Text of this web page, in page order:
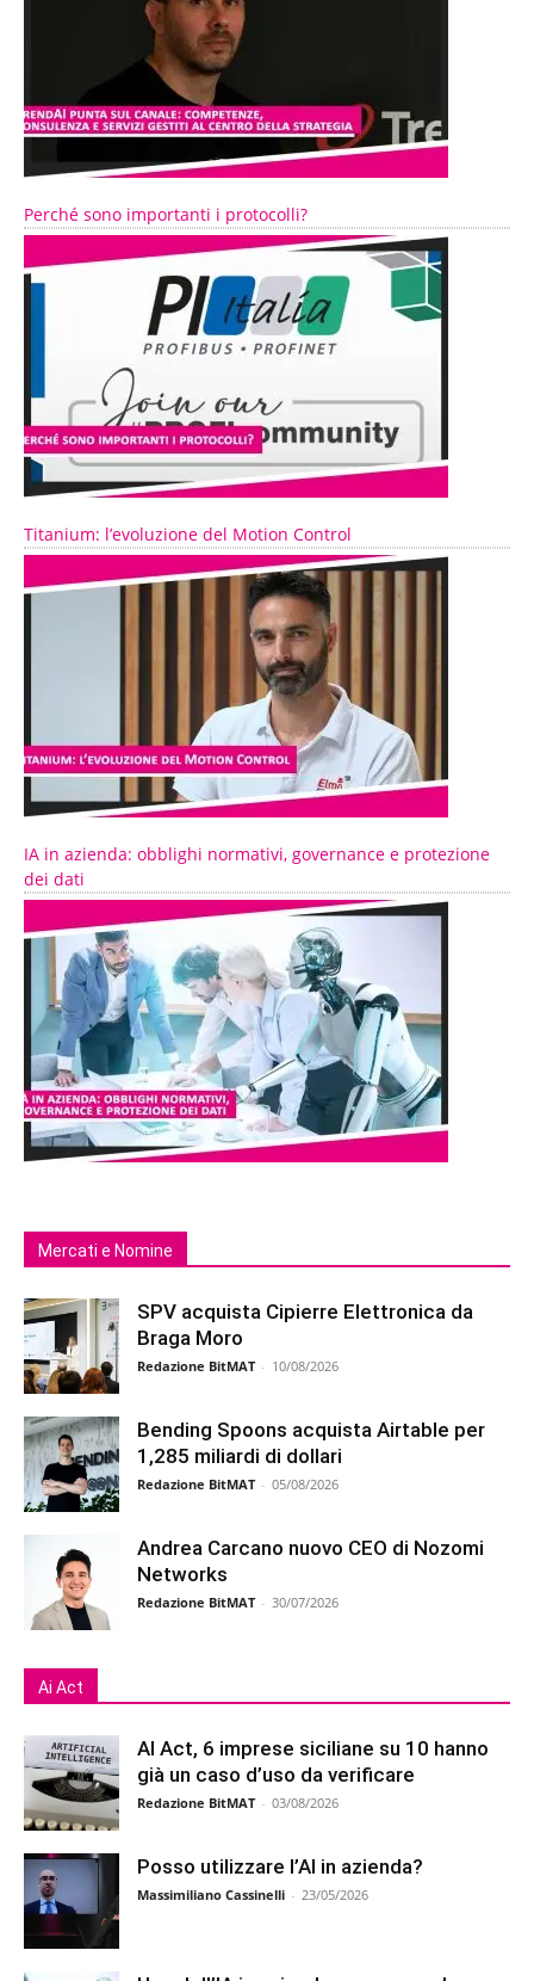
Perché sono importanti i protocolli?
Titanium: l’evoluzione del Motion Control
IA in azienda: obblighi normativi, governance e protezione
dei dati
Mercati e Nomine
SPV acquista Cipierre Elettronica da
Braga Moro
Redazione BitMAT - 10/08/2026
Bending Spoons acquista Airtable per
1,285 miliardi di dollari
Redazione BitMAT - 05/08/2026
Andrea Carcano nuovo CEO di Nozomi
Networks
Redazione BitMAT - 30/07/2026
Ai Act
AI Act, 6 imprese siciliane su 10 hanno
già un caso d’uso da verificare
Redazione BitMAT - 03/08/2026
Posso utilizzare l’AI in azienda?
Massimiliano Cassinelli - 23/05/2026